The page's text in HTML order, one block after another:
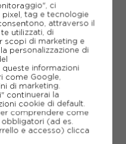
giusta?
ci
pixel, tag e tecnologie
attraverso il
utilizzati, di
scopi di marketing e
personalizzazione di
informazioni
come Google,
di marketing.
continuerai la
cookie di default.
comprendere come
(ad es.
e accesso) clicca